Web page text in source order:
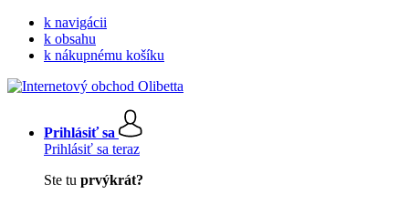
k navigácii
k obsahu
k nákupnému košíku
Prihlásiť sa
Prihlásiť sa teraz
Ste tu prvýkrát?